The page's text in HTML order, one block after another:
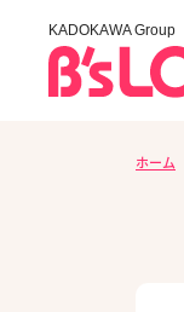
KADOKAWA Group
ホーム